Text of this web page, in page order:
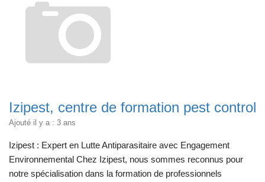
Izipest, centre de formation pest control
Ajouté il y a : 3 ans
Izipest : Expert en Lutte Antiparasitaire avec Engagement
Environnemental Chez Izipest, nous sommes reconnus pour
notre spécialisation dans la formation de professionnels